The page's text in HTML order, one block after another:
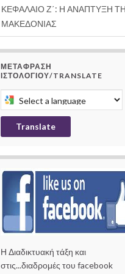
ΚΕΦΑΛΑΙΟ Ζ΄: Η ΑΝΑΠΤΥΞΗ
ΜΑΚΕΔΟΝΙΑΣ
ΜΕΤΆΦΡΑΣΗ
ΙΣΤΟΛΟΓΊΟΥ/TRANSLATE
Select a language to
Translate
Η Διαδικτυακή τάξη και
στις...διαδρομές του facebook